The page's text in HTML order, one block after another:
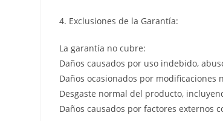
4. Exclusiones de la Garantía:
La garantía no cubre:
Daños causados por uso indebido,
Daños ocasionados por
Desgaste normal del producto,
Daños causados por factores externos